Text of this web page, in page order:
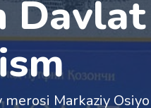
merosi Markaziy